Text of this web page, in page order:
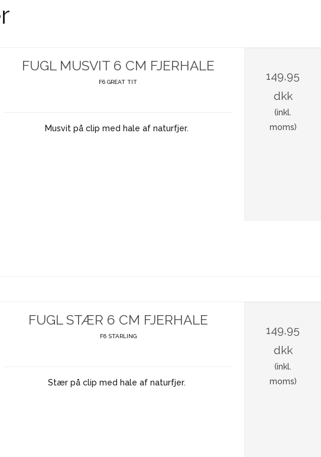
FUGL MUSVIT 6 CM FJERHALE
F6 GREAT TIT
Musvit på clip med hale af naturfjer.
149,95
dkk
(inkl.
moms)
FUGL STÆR 6 CM FJERHALE
F6 STARLING
Stær på clip med hale af naturfjer.
149,95
dkk
(inkl.
moms)